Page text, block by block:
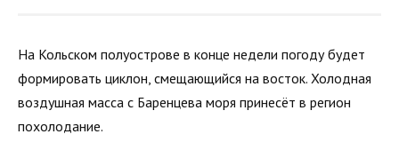
На Кольском полуострове в конце недели погоду будет
формировать циклон, смещающийся на восток. Холодная
воздушная масса с Баренцева моря принесёт в регион
похолодание.